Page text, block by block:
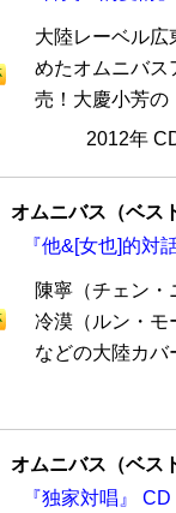
大陸レーベル広
めたオムニバス
売！大慶小芳の
2012年
オムニバス（ベス
『他&[女也]的対
陳寧（チェン
冷漠（ルン・モ
などの大陸カバ
オムニバス（ベス
『独家対唱』